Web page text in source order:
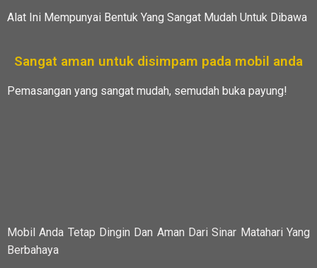
Alat Ini Mempunyai Bentuk Yang Sangat Mudah Untuk Dibawa
Sangat aman untuk disimpam pada mobil anda
Pemasangan yang sangat mudah, semudah buka payung!
Mobil Anda Tetap Dingin Dan Aman Dari Sinar Matahari Yang
Berbahaya